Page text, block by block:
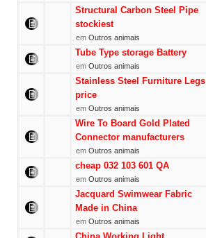
Structural Carbon Steel Pipe
stockiest
em Outros animais
Tube Type storage Battery
em Outros animais
Stainless Steel Furniture Legs
price
em Outros animais
Wire To Board Gold Plated
Connector manufacturers
em Outros animais
cheap 032 103 601 QA
em Outros animais
Jacquard Swimwear Fabric
Made in China
em Outros animais